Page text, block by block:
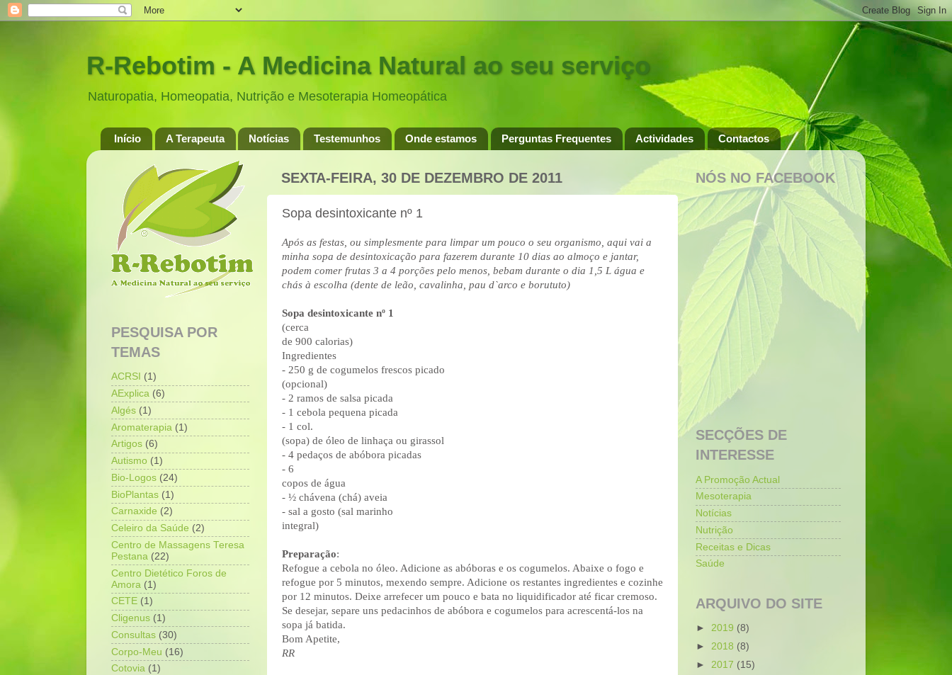
R-Rebotim - A Medicina Natural ao seu serviço
Naturopatia, Homeopatia, Nutrição e Mesoterapia Homeopática
Início A Terapeuta Notícias Testemunhos Onde estamos Perguntas Frequentes Actividades Contactos
SEXTA-FEIRA, 30 DE DEZEMBRO DE 2011
Sopa desintoxicante nº 1
Após as festas, ou simplesmente para limpar um pouco o seu organismo, aqui vai a
minha sopa de desintoxicação para fazerem durante 10 dias ao almoço e jantar,
podem comer frutas 3 a 4 porções pelo menos, bebam durante o dia 1,5 L água e
chás à escolha (dente de leão, cavalinha, pau d`arco e borututo)
Sopa desintoxicante nº 1
(cerca
de 900 calorias)
Ingredientes
- 250 g de cogumelos frescos picado
(opcional)
- 2 ramos de salsa picada
- 1 cebola pequena picada
- 1 col.
(sopa) de óleo de linhaça ou girassol
- 4 pedaços de abóbora picadas
- 6
copos de água
- ½ chávena (chá) aveia
- sal a gosto (sal marinho
integral)
Preparação:
Refogue a cebola no óleo. Adicione as abóboras e os cogumelos. Abaixe o fogo e
refogue por 5 minutos, mexendo sempre. Adicione os restantes ingredientes e cozinhe
por 12 minutos. Deixe arrefecer um pouco e bata no liquidificador até ficar cremoso.
Se desejar, separe uns pedacinhos de abóbora e cogumelos para acrescentá-los na
sopa já batida.
Bom Apetite,
RR
PESQUISA POR
TEMAS
ACRSI (1)
AExplica (6)
Algés (1)
Aromaterapia (1)
Artigos (6)
Autismo (1)
Bio-Logos (24)
BioPlantas (1)
Carnaxide (2)
Celeiro da Saúde (2)
Centro de Massagens Teresa
Pestana (22)
Centro Dietético Foros de
Amora (1)
CETE (1)
Cligenus (1)
Consultas (30)
Corpo-Meu (16)
Cotovia (1)
NÓS NO FACEBOOK
SECÇÕES DE
INTERESSE
A Promoção Actual
Mesoterapia
Notícias
Nutrição
Receitas e Dicas
Saúde
ARQUIVO DO SITE
► 2019 (8)
► 2018 (8)
► 2017 (15)